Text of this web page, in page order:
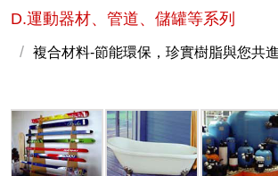
D.運動器材、管道、儲罐等系列
複合材料-節能環保，珍實樹脂與您共進